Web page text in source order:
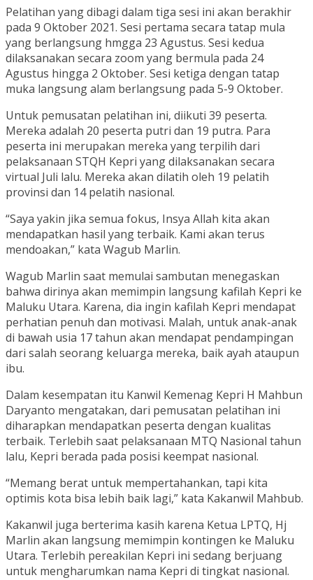
Pelatihan yang dibagi dalam tiga sesi ini akan berakhir
pada 9 Oktober 2021. Sesi pertama secara tatap mula
yang berlangsung hmgga 23 Agustus. Sesi kedua
dilaksanakan secara zoom yang bermula pada 24
Agustus hingga 2 Oktober. Sesi ketiga dengan tatap
muka langsung alam berlangsung pada 5-9 Oktober.
Untuk pemusatan pelatihan ini, diikuti 39 peserta.
Mereka adalah 20 peserta putri dan 19 putra. Para
peserta ini merupakan mereka yang terpilih dari
pelaksanaan STQH Kepri yang dilaksanakan secara
virtual Juli lalu. Mereka akan dilatih oleh 19 pelatih
provinsi dan 14 pelatih nasional.
“Saya yakin jika semua fokus, Insya Allah kita akan
mendapatkan hasil yang terbaik. Kami akan terus
mendoakan,” kata Wagub Marlin.
Wagub Marlin saat memulai sambutan menegaskan
bahwa dirinya akan memimpin langsung kafilah Kepri ke
Maluku Utara. Karena, dia ingin kafilah Kepri mendapat
perhatian penuh dan motivasi. Malah, untuk anak-anak
di bawah usia 17 tahun akan mendapat pendampingan
dari salah seorang keluarga mereka, baik ayah ataupun
ibu.
Dalam kesempatan itu Kanwil Kemenag Kepri H Mahbun
Daryanto mengatakan, dari pemusatan pelatihan ini
diharapkan mendapatkan peserta dengan kualitas
terbaik. Terlebih saat pelaksanaan MTQ Nasional tahun
lalu, Kepri berada pada posisi keempat nasional.
“Memang berat untuk mempertahankan, tapi kita
optimis kota bisa lebih baik lagi,” kata Kakanwil Mahbub.
Kakanwil juga berterima kasih karena Ketua LPTQ, Hj
Marlin akan langsung memimpin kontingen ke Maluku
Utara. Terlebih pereakilan Kepri ini sedang berjuang
untuk mengharumkan nama Kepri di tingkat nasional.